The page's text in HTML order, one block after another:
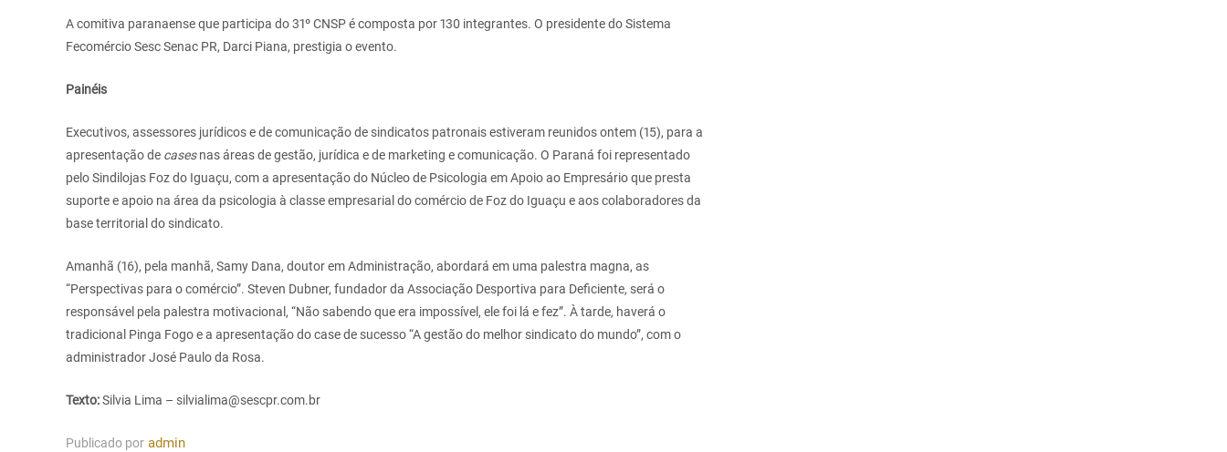
A comitiva paranaense que participa do 31º CNSP é composta por 130 integrantes. O presidente do Sistema
Fecomércio Sesc Senac PR, Darci Piana, prestigia o evento.
Painéis
Executivos, assessores jurídicos e de comunicação de sindicatos patronais estiveram reunidos ontem (15), para a
apresentação de casesnas áreas de gestão, jurídica e de marketing e comunicação. O Paraná foi representado
pelo Sindilojas Foz do Iguaçu, com a apresentação do Núcleo de Psicologia em Apoio ao Empresário que presta
suporte e apoio na área da psicologia à classe empresarial do comércio de Foz do Iguaçu e aos colaboradores da
base territorial do sindicato.
Amanhã (16), pela manhã, Samy Dana, doutor em Administração, abordará em uma palestra magna, as
“Perspectivas para o comércio”. Steven Dubner, fundador da Associação Desportiva para Deficiente, será o
responsável pela palestra motivacional, “Não sabendo que era impossível, ele foi lá e fez”. À tarde, haverá o
tradicional Pinga Fogo e a apresentação do case de sucesso “A gestão do melhor sindicato do mundo”, com o
administrador José Paulo da Rosa.
Texto:Silvia Lima – silvialima@sescpr.com.br
Publicado por admin